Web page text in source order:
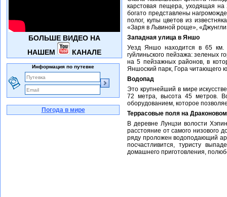
карстовая пещера, уходящая
богато представлены
полог, купы цветов из
«Заря в Львиной роще»,
Западная улица в Яншо
Уезд Яншо находится в 65 км.
гуйлиньского пейзажа: зеленых
на 5 пейзажных районов, в
Яншоский парк, Гора читающего
Водопад
Это крупнейший в мире
72 метра, высота 45 метров.
оборудованием, которое
Террасовые поля на
В деревне Лунцзи волости
расстояние от самого низового
ряду проложен водоподающий
посчастливится, туристу
домашнего приготовления,
БОЛЬШЕ ВИДЕО НА
НАШЕМ
КАНАЛЕ
Информация по путевке
Погода в мире